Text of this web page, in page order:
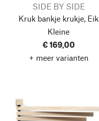
SIDE BY SIDE
Kruk bankje krukje, Eik
Kleine
€ 169,00
+ meer varianten